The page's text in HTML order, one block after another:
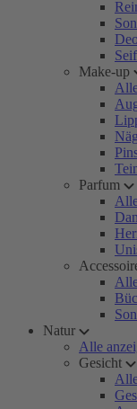
Make-up
Parfum
Natur
Alle
Gesicht